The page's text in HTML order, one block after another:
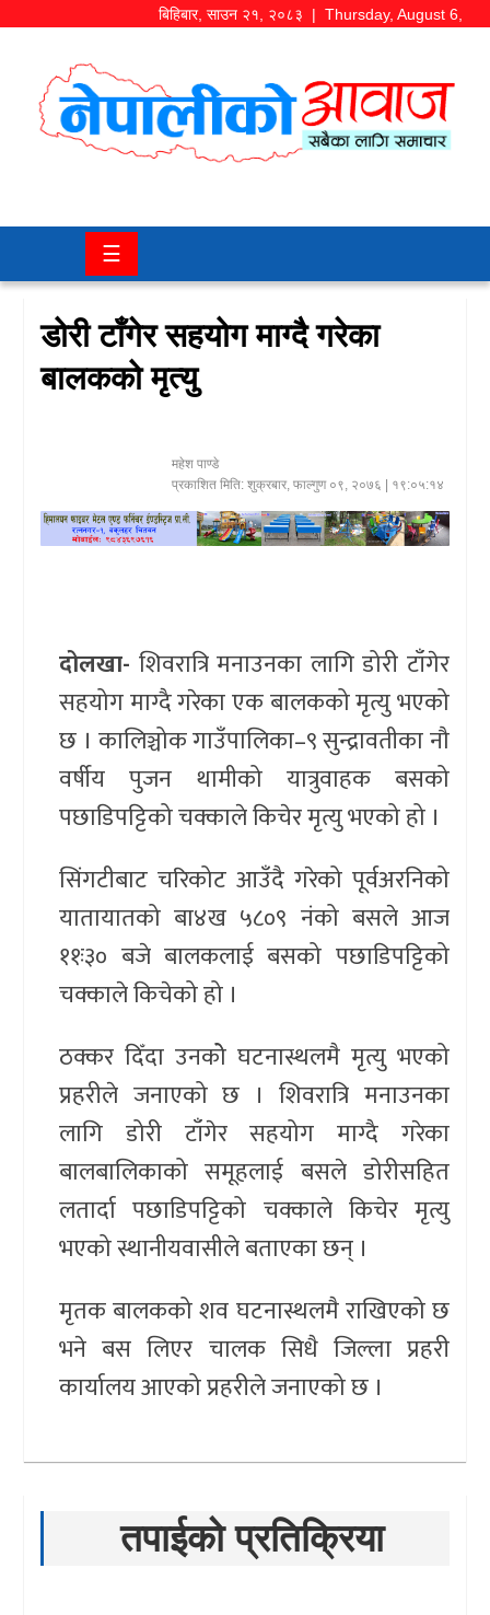
बिहिबार,साउन २१, २०८३ | Thursday, August 6,
समाज/
चितवन
कला/
मनोरञ्जन
खेलकुद
स्वास्थ्य/
रोचक
☰
डोरी टाँगेर सहयोग माग्दै गरेका
बालकको मृत्यु
महेश पाण्डे
प्रकाशित मिति: शुक्रबार, फाल्गुण ०९, २०७६ | १९:०५:१४
दोलखा- शिवरात्रि मनाउनका लागि डोरी टाँगेर
सहयोग माग्दै गरेका एक बालकको मृत्यु भएको
छ । कालिञ्चोक गाउँपालिका–९ सुन्द्रावतीका नौ
वर्षीय पुजन थामीको यात्रुवाहक बसको
पछाडिपट्टिको चक्काले किचेर मृत्यु भएको हो ।
सिंगटीबाट चरिकोट आउँदै गरेको पूर्वअरनिको
यातायातको बा४ख ५८०९ नंको बसले आज
११ः३० बजे बालकलाई बसको पछाडिपट्टिको
चक्काले किचेको हो ।
ठक्कर दिँदा उनकोे घटनास्थलमै मृत्यु भएको
प्रहरीले जनाएको छ । शिवरात्रि मनाउनका
लागि डोरी टाँगेर सहयोग माग्दै गरेका
बालबालिकाको समूहलाई बसले डोरीसहित
लतार्दा पछाडिपट्टिको चक्काले किचेर मृत्यु
भएको स्थानीयवासीले बताएका छन् ।
मृतक बालकको शव घटनास्थलमै राखिएको छ
भने बस लिएर चालक सिधै जिल्ला प्रहरी
कार्यालय आएको प्रहरीले जनाएको छ ।
तपाईको प्रतिक्रिया